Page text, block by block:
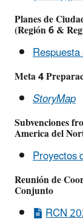
Planes de
(Región 6 &
Meta 4
StoryMap
Subvenciones
America del
Proyectos
Reunión de
Conjunto
RCN